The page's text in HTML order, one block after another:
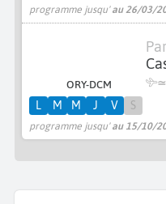
programme jusqu'au 26/03/
ORY-DCM ≃
programme jusqu'au 15/10/
L M M J V S